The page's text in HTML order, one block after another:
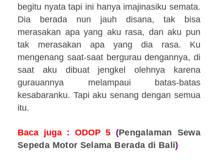
begitu nyata tapi ini hanya imajinasiku semata.
Dia berada nun jauh disana, tak bisa
merasakan apa yang aku rasa, dan aku pun
tak merasakan apa yang dia rasa. Ku
mengenang saat-saat bergurau dengannya, di
saat aku dibuat jengkel olehnya karena
gurauannya melampaui batas-batas
kesabaranku. Tapi aku senang dengan semua
itu.
Baca juga : ODOP5(Pengalaman Sewa
Sepeda Motor Selama Berada di Bali)